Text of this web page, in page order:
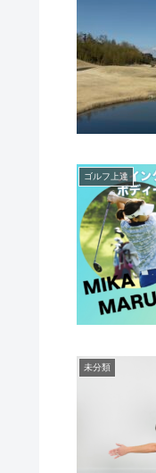
ゴルフ上達
未分類